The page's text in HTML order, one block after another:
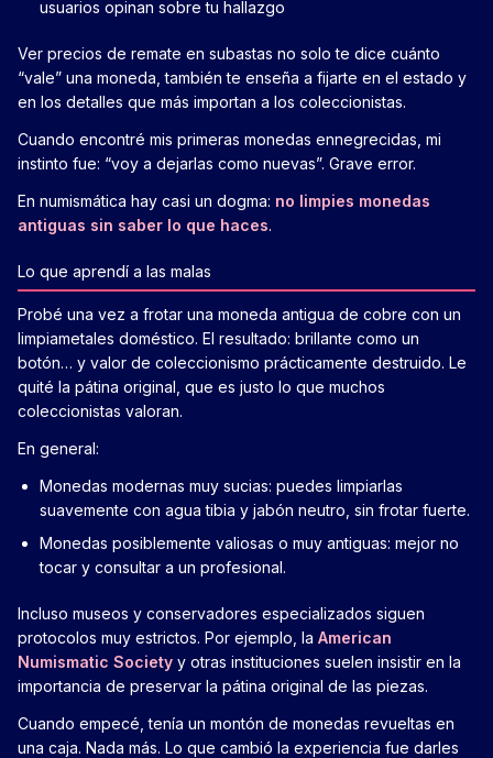
usuarios opinan sobre tu hallazgo
Ver precios de remate en subastas no solo te dice cuánto
“vale” una moneda, también te enseña a fijarte en el estado y
en los detalles que más importan a los coleccionistas.
Cuando encontré mis primeras monedas ennegrecidas, mi
instinto fue: “voy a dejarlas como nuevas”. Grave error.
En numismática hay casi un dogma: no limpies monedas
antiguas sin saber lo que haces.
Lo que aprendí a las malas
Probé una vez a frotar una moneda antigua de cobre con un
limpiametales doméstico. El resultado: brillante como un
botón… y valor de coleccionismo prácticamente destruido. Le
quité la pátina original, que es justo lo que muchos
coleccionistas valoran.
En general:
Monedas modernas muy sucias: puedes limpiarlas
suavemente con agua tibia y jabón neutro, sin frotar fuerte.
Monedas posiblemente valiosas o muy antiguas: mejor no
tocar y consultar a un profesional.
Incluso museos y conservadores especializados siguen
protocolos muy estrictos. Por ejemplo, la American
Numismatic Society y otras instituciones suelen insistir en la
importancia de preservar la pátina original de las piezas.
Cuando empecé, tenía un montón de monedas revueltas en
una caja. Nada más. Lo que cambió la experiencia fue darles